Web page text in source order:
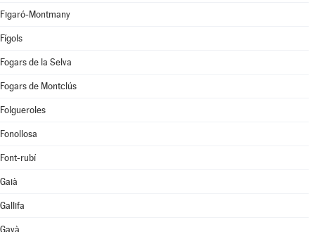
Figaró-Montmany
Fígols
Fogars de la Selva
Fogars de Montclús
Folgueroles
Fonollosa
Font-rubí
Gaià
Gallifa
Gavà